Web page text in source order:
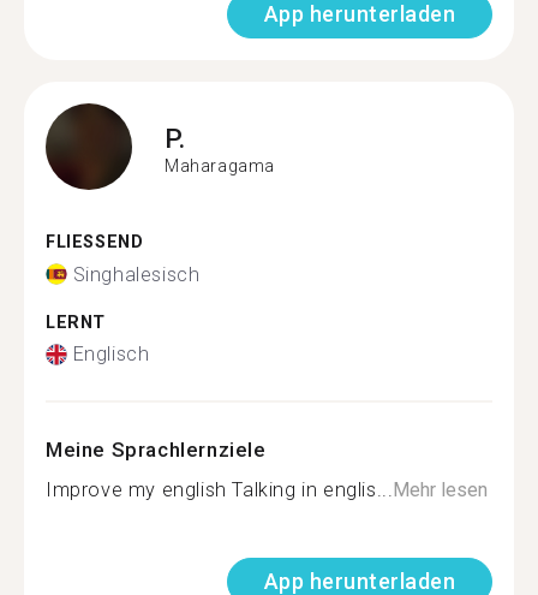
App herunterladen
P.
Maharagama
FLIESSEND
Singhalesisch
LERNT
Englisch
Meine Sprachlernziele
Improve my english Talking in englis...Mehr lesen
App herunterladen